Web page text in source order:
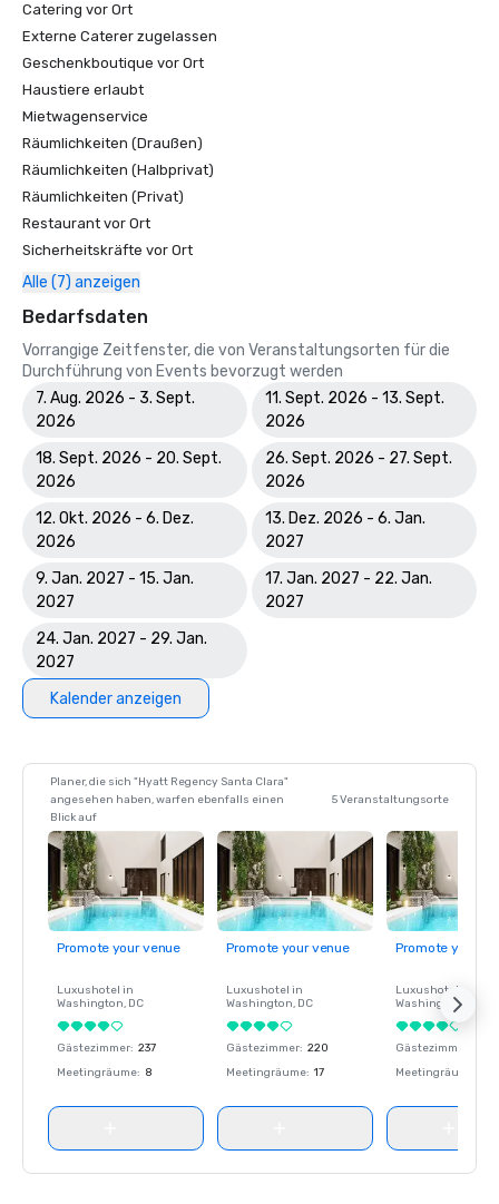
Catering vor Ort
Externe Caterer zugelassen
Geschenkboutique vor Ort
Haustiere erlaubt
Mietwagenservice
Räumlichkeiten (Draußen)
Räumlichkeiten (Halbprivat)
Räumlichkeiten (Privat)
Restaurant vor Ort
Sicherheitskräfte vor Ort
Alle (7) anzeigen
Bedarfsdaten
Vorrangige Zeitfenster, die von Veranstaltungsorten für die
Durchführung von Events bevorzugt werden
7. Aug. 2026 - 3. Sept.
2026
11. Sept. 2026 - 13. Sept.
2026
18. Sept. 2026 - 20. Sept.
2026
26. Sept. 2026 - 27. Sept.
2026
12. Okt. 2026 - 6. Dez.
2026
13. Dez. 2026 - 6. Jan.
2027
9. Jan. 2027 - 15. Jan.
2027
17. Jan. 2027 - 22. Jan.
2027
24. Jan. 2027 - 29. Jan.
2027
Kalender anzeigen
Planer, die sich "Hyatt Regency Santa Clara"
angesehen haben, warfen ebenfalls einen
Blick auf
5 Veranstaltungsorte
Promote your venue
Luxushotel in
Washington, DC
Gästezimmer: 237
Meetingräume: 8
Promote your venue
Luxushotel in
Washington, DC
Gästezimmer: 220
Meetingräume: 17
Promote your
Luxushotel in
Washington
Gästezimmer
Meetingräume